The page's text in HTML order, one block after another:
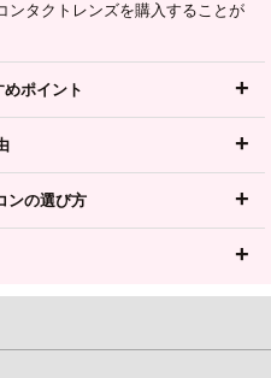
ンタクトレンズを購入することが
ポイント
ンの選び方